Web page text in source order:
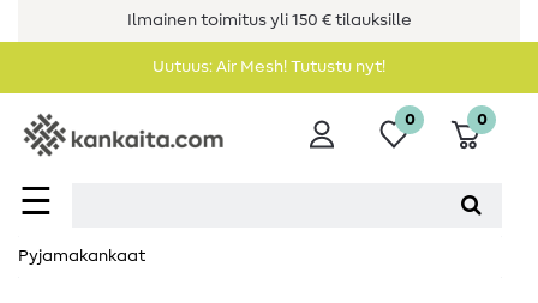
Ilmainen toimitus yli 150 € tilauksille
Uutuus: Air Mesh! Tutustu nyt!
☰
0 0
Pyjamakankaat